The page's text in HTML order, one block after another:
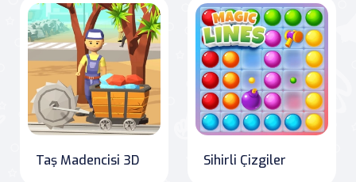
Taş Madencisi 3D Sihirli Çizgiler